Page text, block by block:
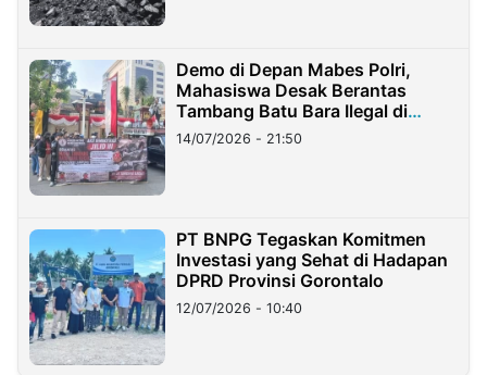
Demo di Depan Mabes Polri,
Mahasiswa Desak Berantas
Tambang Batu Bara Ilegal di
Lampung
14/07/2026 - 21:50
PT BNPG Tegaskan Komitmen
Investasi yang Sehat di Hadapan
DPRD Provinsi Gorontalo
12/07/2026 - 10:40